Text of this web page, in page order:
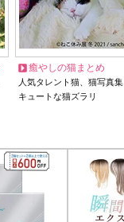
癒やしの猫まとめ
人気タレント猫、猫写真集
キュートな猫ズラリ